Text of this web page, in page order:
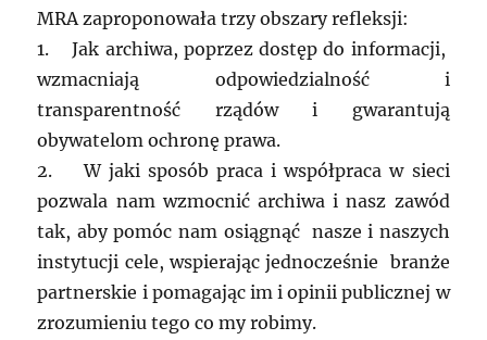
MRA zaproponowała trzy obszary refleksji:
1. Jak archiwa, poprzez dostęp do informacji,
wzmacniają odpowiedzialność i
transparentność rządów i gwarantują
obywatelom ochronę prawa.
2. W jaki sposób praca i współpraca w sieci
pozwala nam wzmocnić archiwa i nasz zawód
tak, aby pomóc nam osiągnąć nasze i naszych
instytucji cele, wspierając jednocześnie branże
partnerskie i pomagając im i opinii publicznej w
zrozumieniu tego co my robimy.